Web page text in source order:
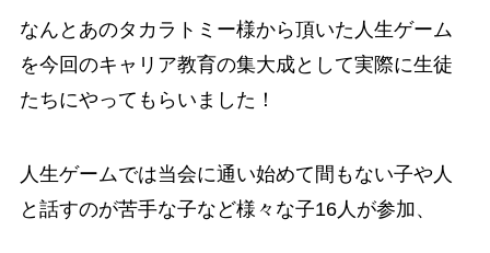
なんとあのタカラトミー様から頂いた人生ゲーム
を今回のキャリア教育の集大成として実際に生徒
たちにやってもらいました！
人生ゲームでは当会に通い始めて間もない子や人
と話すのが苦手な子など様々な子16人が参加、